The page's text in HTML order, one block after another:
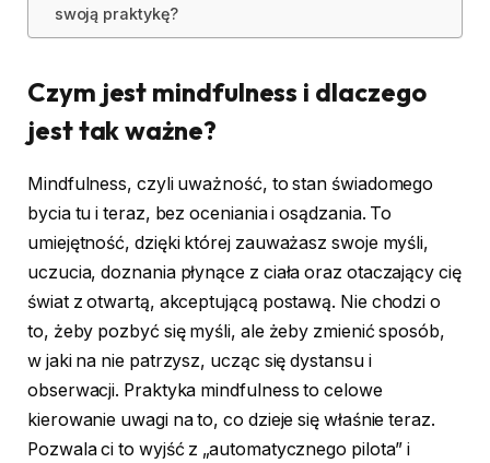
swoją praktykę?
Czym jest mindfulness i dlaczego
jest tak ważne?
Mindfulness, czyli uważność, to stan świadomego
bycia tu i teraz, bez oceniania i osądzania. To
umiejętność, dzięki której zauważasz swoje myśli,
uczucia, doznania płynące z ciała oraz otaczający cię
świat z otwartą, akceptującą postawą. Nie chodzi o
to, żeby pozbyć się myśli, ale żeby zmienić sposób,
w jaki na nie patrzysz, ucząc się dystansu i
obserwacji. Praktyka mindfulness to celowe
kierowanie uwagi na to, co dzieje się właśnie teraz.
Pozwala ci to wyjść z „automatycznego pilota” i